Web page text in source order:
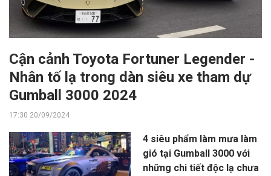
Cận cảnh Toyota Fortuner Legender -
Nhân tố lạ trong dàn siêu xe tham dự
Gumball 3000 2024
17:30 20/09/2024
4 siêu phẩm làm mưa làm
gió tại Gumball 3000 với
những chi tiết độc lạ chưa